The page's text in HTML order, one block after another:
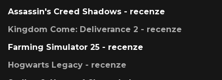
Assassin's Creed Shadows - recenze
Kingdom Come: Deliverance 2 - recenze
Farming Simulator 25 - recenze
Hogwarts Legacy - recenze